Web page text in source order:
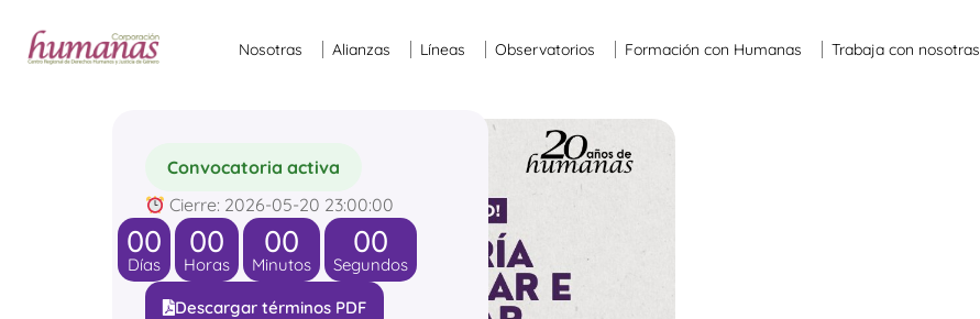
Nosotras Alianzas Líneas Observatorios Formación con Humanas Trabaja con nosotras
Convocatoria activa
Cierre: 2026-05-20 23:00:00
00
Días
00
Horas
00
Minutos
00
Segundos
Descargar términos PDF